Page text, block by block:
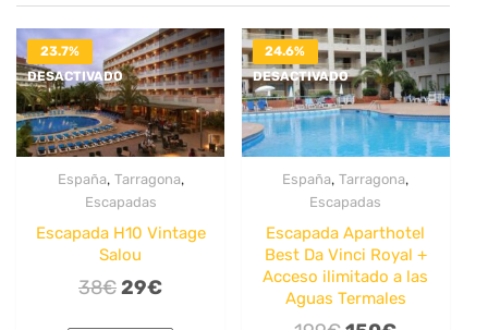
23.7%
DESACTIVADO
España, Tarragona,
Escapadas
Escapada H10 Vintage
Salou
38€El
29€El
24.6%
DESACTIVADO
España,Tarragona,
Escapadas
Escapada Aparthotel
Best Da Vinci Royal +
Acceso ilimitado a las
Aguas Termales